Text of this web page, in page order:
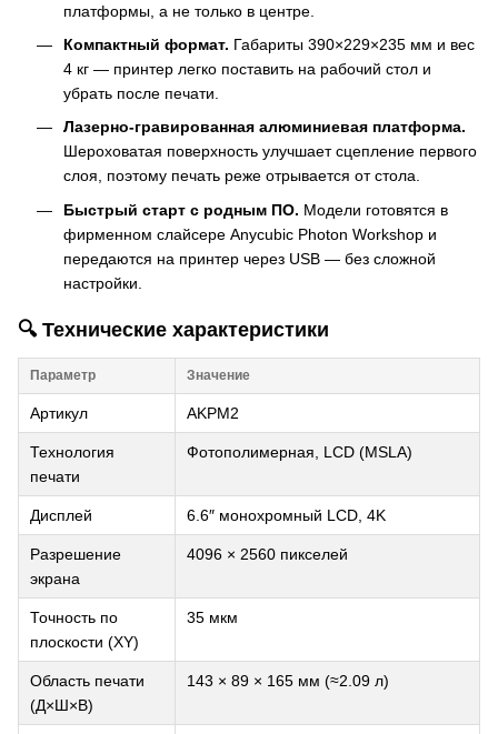
платформы, а не только в центре.
Компактный формат. Габариты 390×229×235 мм и вес
4 кг — принтер легко поставить на рабочий стол и
убрать после печати.
Лазерно-гравированная алюминиевая платформа.
Шероховатая поверхность улучшает сцепление первого
слоя, поэтому печать реже отрывается от стола.
Быстрый старт с родным ПО. Модели готовятся в
фирменном слайсере Anycubic Photon Workshop и
передаются на принтер через USB — без сложной
настройки.
🔍 Технические характеристики
Параметр Значение
Артикул AKPM2
Технология
печати
Фотополимерная, LCD (MSLA)
Дисплей 6.6″ монохромный LCD, 4K
Разрешение
экрана
4096 × 2560 пикселей
Точность по
плоскости (XY)
35 мкм
Область печати
(Д×Ш×В)
143 × 89 × 165 мм (≈2.09 л)